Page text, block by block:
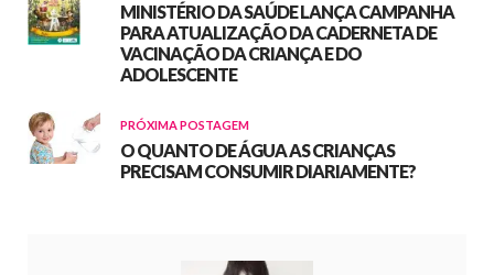
MINISTÉRIO DA SAÚDE LANÇA CAMPANHA
PARA ATUALIZAÇÃO DA CADERNETA DE
VACINAÇÃO DA CRIANÇA E DO
ADOLESCENTE
PRÓXIMA POSTAGEM
O QUANTO DE ÁGUA AS CRIANÇAS
PRECISAM CONSUMIR DIARIAMENTE?